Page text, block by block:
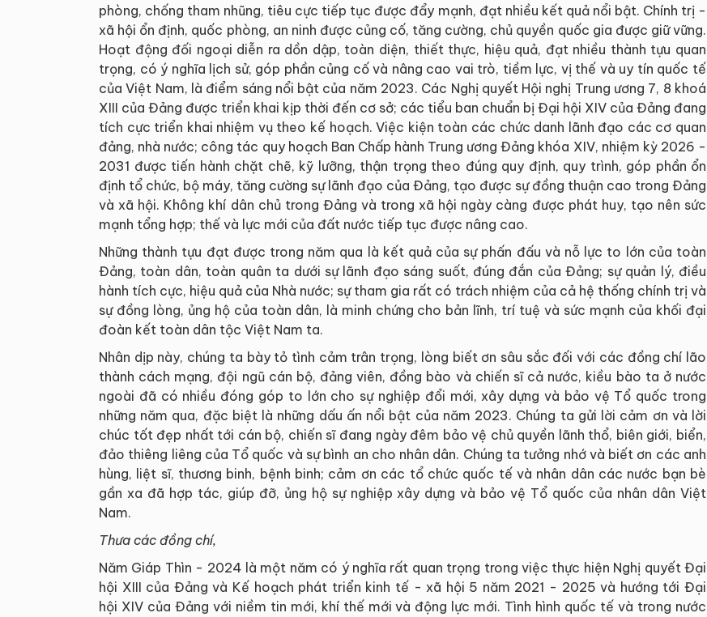
phòng, chống tham nhũng, tiêu cực tiếp tục được đẩy mạnh, đạt nhiều kết quả nổi bật. Chính trị -
xã hội ổn định, quốc phòng, an ninh được củng cố, tăng cường, chủ quyền quốc gia được giữ vững.
Hoạt động đối ngoại diễn ra dồn dập, toàn diện, thiết thực, hiệu quả, đạt nhiều thành tựu quan
trọng, có ý nghĩa lịch sử, góp phần củng cố và nâng cao vai trò, tiềm lực, vị thế và uy tín quốc tế
của Việt Nam, là điểm sáng nổi bật của năm 2023. Các Nghị quyết Hội nghị Trung ương 7, 8 khoá
XIII của Đảng được triển khai kịp thời đến cơ sở; các tiểu ban chuẩn bị Đại hội XIV của Đảng đang
tích cực triển khai nhiệm vụ theo kế hoạch. Việc kiện toàn các chức danh lãnh đạo các cơ quan
đảng, nhà nước; công tác quy hoạch Ban Chấp hành Trung ương Đảng khóa XIV, nhiệm kỳ 2026 -
2031 được tiến hành chặt chẽ, kỹ lưỡng, thận trọng theo đúng quy định, quy trình, góp phần ổn
định tổ chức, bộ máy, tăng cường sự lãnh đạo của Đảng, tạo được sự đồng thuận cao trong Đảng
và xã hội. Không khí dân chủ trong Đảng và trong xã hội ngày càng được phát huy, tạo nên sức
mạnh tổng hợp; thế và lực mới của đất nước tiếp tục được nâng cao.
Những thành tựu đạt được trong năm qua là kết quả của sự phấn đấu và nỗ lực to lớn của toàn
Đảng, toàn dân, toàn quân ta dưới sự lãnh đạo sáng suốt, đúng đắn của Đảng; sự quản lý, điều
hành tích cực, hiệu quả của Nhà nước; sự tham gia rất có trách nhiệm của cả hệ thống chính trị và
sự đồng lòng, ủng hộ của toàn dân, là minh chứng cho bản lĩnh, trí tuệ và sức mạnh của khối đại
đoàn kết toàn dân tộc Việt Nam ta.
Nhân dịp này, chúng ta bày tỏ tình cảm trân trọng, lòng biết ơn sâu sắc đối với các đồng chí lão
thành cách mạng, đội ngũ cán bộ, đảng viên, đồng bào và chiến sĩ cả nước, kiều bào ta ở nước
ngoài đã có nhiều đóng góp to lớn cho sự nghiệp đổi mới, xây dựng và bảo vệ Tổ quốc trong
những năm qua, đặc biệt là những dấu ấn nổi bật của năm 2023. Chúng ta gửi lời cảm ơn và lời
chúc tốt đẹp nhất tới cán bộ, chiến sĩ đang ngày đêm bảo vệ chủ quyền lãnh thổ, biên giới, biển,
đảo thiêng liêng của Tổ quốc và sự bình an cho nhân dân. Chúng ta tưởng nhớ và biết ơn các anh
hùng, liệt sĩ, thương binh, bệnh binh; cảm ơn các tổ chức quốc tế và nhân dân các nước bạn bè
gần xa đã hợp tác, giúp đỡ, ủng hộ sự nghiệp xây dựng và bảo vệ Tổ quốc của nhân dân Việt
Nam.
Thưa các đồng chí,
Năm Giáp Thìn - 2024 là một năm có ý nghĩa rất quan trọng trong việc thực hiện Nghị quyết Đại
hội XIII của Đảng và Kế hoạch phát triển kinh tế - xã hội 5 năm 2021 - 2025 và hướng tới Đại
hội XIV của Đảng với niềm tin mới, khí thế mới và động lực mới. Tình hình quốc tế và trong nước